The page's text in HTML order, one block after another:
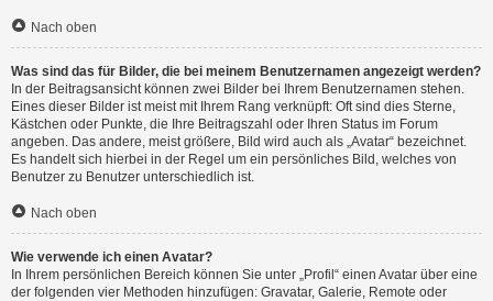
Nach oben
Was sind das für Bilder, die bei meinem Benutzernamen angezeigt werden?
In der Beitragsansicht können zwei Bilder bei Ihrem Benutzernamen stehen.
Eines dieser Bilder ist meist mit Ihrem Rang verknüpft: Oft sind dies Sterne,
Kästchen oder Punkte, die Ihre Beitragszahl oder Ihren Status im Forum
angeben. Das andere, meist größere, Bild wird auch als „Avatar“ bezeichnet.
Es handelt sich hierbei in der Regel um ein persönliches Bild, welches von
Benutzer zu Benutzer unterschiedlich ist.
Nach oben
Wie verwende ich einen Avatar?
In Ihrem persönlichen Bereich können Sie unter „Profil“ einen Avatar über eine
der folgenden vier Methoden hinzufügen: Gravatar, Galerie, Remote oder